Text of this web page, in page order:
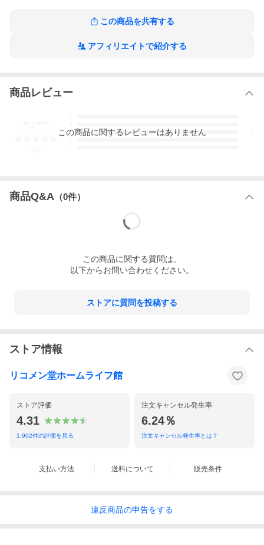
この商品を共有する
アフィリエイトで紹介する
商品レビュー
3
この商品に関するレビューはありません
商品Q&A （0件）
この商品に関する質問は、
以下からお問い合わせください。
ストアに質問を投稿する
ストア情報
リコメン堂ホームライフ館
ストア評価
4.31
1,902件の評価を見る
注文キャンセル発生率
6.24％
注文キャンセル発生率とは？
支払い方法 送料について 販売条件
違反商品の申告をする